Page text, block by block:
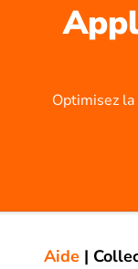
Optimisez
Aide |